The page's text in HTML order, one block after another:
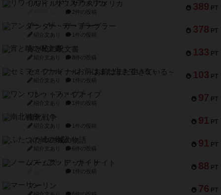
389 PT
リワイルド：サウスアメリカ
2件の投稿
378 PT
アンダー・ザ・テーブラー
紹介文あり 1件の投稿
133 PT
宵と暁の呪文書
紹介文あり 8件の投稿
103 PT
セミファイナル ～お前はまだ生きている～
紹介文あり 1件の投稿
97 PT
ワン・トゥ・ファイブ
紹介文あり 1件の投稿
91 PT
南北戦争
紹介文あり 1件の投稿
91 PT
ふたつの城の物語
紹介文あり 6件の投稿
88 PT
ノームズ・アット・ナイト
1件の投稿
76 PT
マーリン